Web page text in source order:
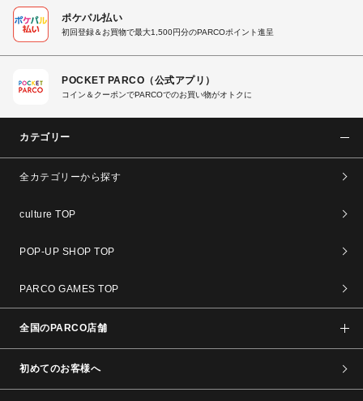
ポケパル払い
初回登録＆お買物で最大1,500円分のPARCOポイント進呈
POCKET PARCO（公式アプリ）
コイン＆クーポンでPARCOでのお買い物がオトクに
カテゴリー
全カテゴリーから探す
culture TOP
POP-UP SHOP TOP
PARCO GAMES TOP
全国のPARCO店舗
初めてのお客様へ